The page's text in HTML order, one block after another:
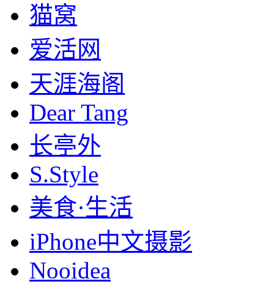
猫窝
爱活网
天涯海阁
Dear Tang
长亭外
S.Style
美食·生活
iPhone中文摄影
Nooidea